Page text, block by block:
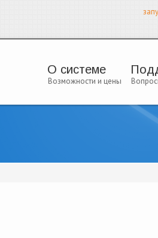
О системе
Возможности и цены